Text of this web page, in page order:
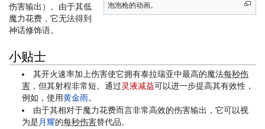
泡泡枪的动画。
伤害输出）。由于其低
魔力花费，它无法得到
神话修饰语。
小贴士
其开火速率加上伤害使它拥有泰拉瑞亚中最高的魔法每秒伤
害 ，但其射程非常短。通过灵液减益可以进一步提高其有效性，
例如，使用黄金雨。
由于其相对于魔力花费而言非常高效的伤害输出，它可以视
为是月耀的每秒伤害替代品。